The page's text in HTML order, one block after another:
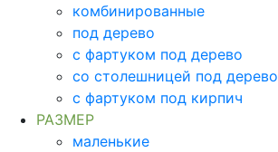
комбинированные
под дерево
с фартуком под дерево
со столешницей под дерево
с фартуком под кирпич
РАЗМЕР
маленькие